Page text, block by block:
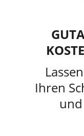
Ihren